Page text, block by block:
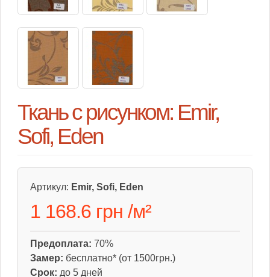
Ткань с рисунком: Emir,
Sofi, Eden
Артикул: Emir, Sofi, Eden
1 168.6 грн /м²
Предоплата: 70%
Замер: бесплатно* (от 1500грн.)
Срок: до 5 дней